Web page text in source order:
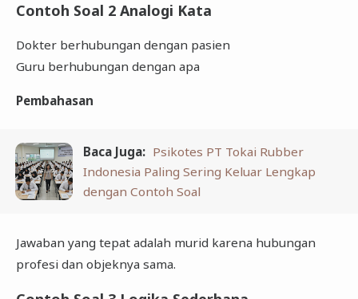
Contoh Soal 2 Analogi Kata
Dokter berhubungan dengan pasien
Guru berhubungan dengan apa
Pembahasan
Baca Juga: Psikotes PT Tokai Rubber
Indonesia Paling Sering Keluar Lengkap
dengan Contoh Soal
Jawaban yang tepat adalah murid karena hubungan
profesi dan objeknya sama.